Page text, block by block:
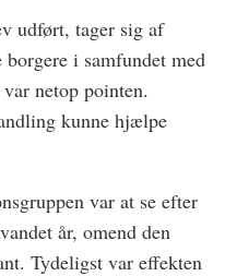
udført, tager sig af
i samfundet med
netop pointen.
kunne hjælpe
var at se efter
år, omend den
Tydeligst var effekten